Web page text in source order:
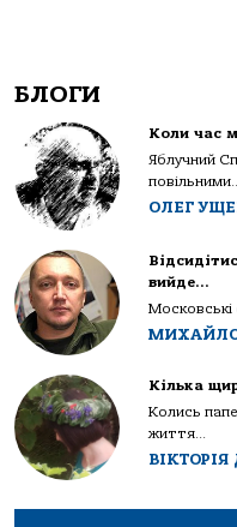
БЛОГИ
Коли час
Яблучний
повільними...
ОЛЕГ
вийде…
Московські
Кілька
Колись
життя...